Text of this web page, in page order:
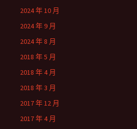
2024 年 10 月
2024 年 9 月
2024 年 8 月
2018 年 5 月
2018 年 4 月
2018 年 3 月
2017 年 12 月
2017 年 4 月